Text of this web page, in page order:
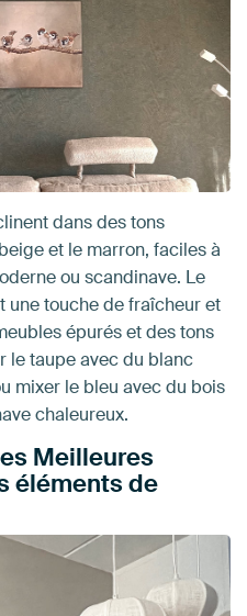
dans des tons
et le marron, faciles à
ou scandinave. Le
une touche de fraîcheur et
épurés et des tons
le taupe avec du blanc
mixer le bleu avec du bois
chaleureux.
Meilleures
éléments de